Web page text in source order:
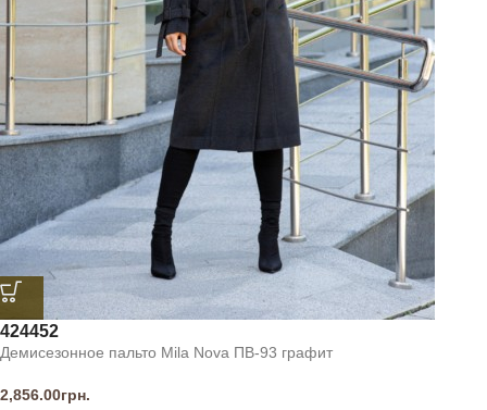
424452
Демисезонное пальто Mila Nova ПВ-93 графит
2,856.00грн.